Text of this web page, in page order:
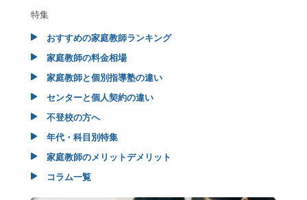
特集
おすすめの家庭教師ランキング
家庭教師の料金相場
家庭教師と個別指導塾の違い
センターと個人契約の違い
不登校の方へ
年代・科目別特集
家庭教師のメリットデメリット
コラム一覧